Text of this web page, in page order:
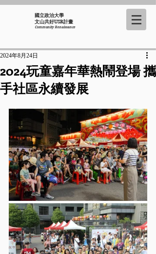
國立政治大學
​文山共好USR計畫
Community Renaissance
2024玩童嘉年華熱鬧登場 攜
手社區永續發展
2024年8月24日